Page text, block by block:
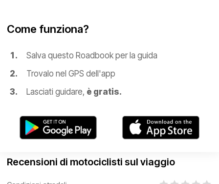
Come funziona?
Salva questo Roadbook per la guida
Trovalo nel GPS dell'app
Lasciati guidare, è gratis.
Recensioni di motociclisti sul viaggio